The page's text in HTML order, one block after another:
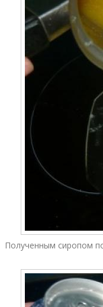
Полученным сиропом